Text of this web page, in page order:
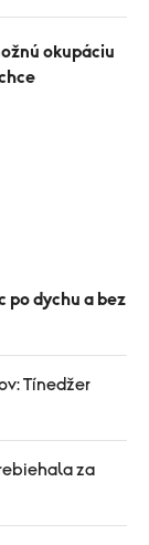
po dychu a bez
Tínedžer
za